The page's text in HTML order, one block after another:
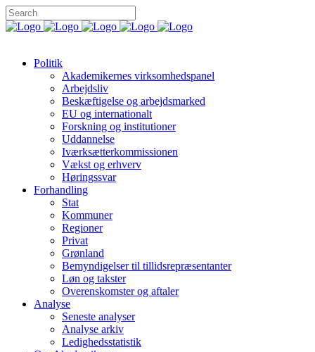
Politik
Akademikernes virksomhedspanel
Arbejdsliv
Beskæftigelse og arbejdsmarked
EU og internationalt
Forskning og institutioner
Uddannelse
Iværksætterkommissionen
Vækst og erhverv
Høringssvar
Forhandling
Stat
Kommuner
Regioner
Privat
Grønland
Bemyndigelser til tillidsrepræsentanter
Løn og takster
Overenskomster og aftaler
Analyse
Seneste analyser
Analyse arkiv
Ledighedsstatistik